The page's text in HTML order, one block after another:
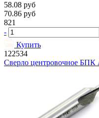
58.08 руб
70.86 руб
821
-
Купить
122534
Сверло центровочное